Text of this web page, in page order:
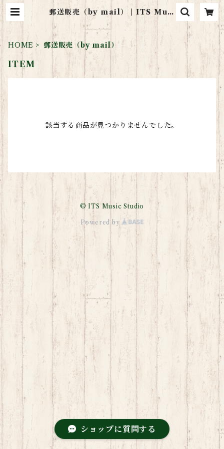
郵送販売（by mail） | ITS Musi
c Studio
HOME 郵送販売（by mail）
ITEM
該当する商品が見つかりませんでした。
© ITS Music Studio
Powered by
ショップに質問する